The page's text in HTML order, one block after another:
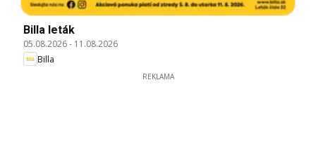
Billa leták
05.08.2026- 11.08.2026
Billa
REKLAMA